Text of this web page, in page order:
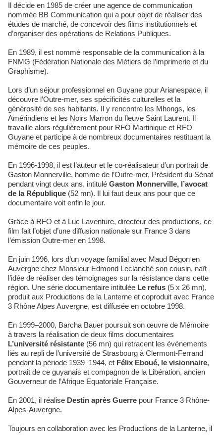
Il décide en 1985 de créer une agence de communication
nommée BB Communication qui a pour objet de réaliser des
études de marché, de concevoir des films institutionnels et
d’organiser des opérations de Relations Publiques.
En 1989, il est nommé responsable de la communication à la
FNMG (Fédération Nationale des Métiers de l’imprimerie et du
Graphisme).
Lors d’un séjour professionnel en Guyane pour Arianespace, il
découvre l’Outre-mer, ses spécificités culturelles et la
générosité de ses habitants. Il y rencontre les Mhongs, les
Amérindiens et les Noirs Marron du fleuve Saint Laurent. Il
travaille alors régulièrement pour RFO Martinique et RFO
Guyane et participe à de nombreux documentaires restituant la
mémoire de ces peuples.
En 1996-1998, il est l’auteur et le co-réalisateur d’un portrait de
Gaston Monnerville, homme de l’Outre-mer, Président du Sénat
pendant vingt deux ans, intitulé Gaston Monnerville, l’avocat
de la République (52 mn). Il lui faut deux ans pour que ce
documentaire voit enfin le jour.
Grâce à RFO et à Luc Laventure, directeur des productions, ce
film fait l’objet d’une diffusion nationale sur France 3 dans
l’émission Outre-mer en 1998.
En juin 1996, lors d’un voyage familial avec Maud Bégon en
Auvergne chez Monsieur Edmond Leclanché son cousin, naît
l’idée de réaliser des témoignages sur la résistance dans cette
région. Une série documentaire intitulée Le refus (5 x 26 mn),
produit aux Productions de la Lanterne et coproduit avec France
3 Rhône Alpes Auvergne, est diffusée en octobre 1998.
En 1999–2000, Barcha Bauer poursuit son œuvre de Mémoire
à travers la réalisation de deux films documentaires
L’université résistante (56 mn) qui retracent les événements
liés au repli de l’université de Strasbourg à Clermont-Ferrand
pendant la période 1939–1944, et Félix Eboué, le visionnaire,
portrait de ce guyanais et compagnon de la Libération, ancien
Gouverneur de l’Afrique Equatoriale Française.
En 2001, il réalise Destin après Guerre pour France 3 Rhône-
Alpes-Auvergne.
Toujours en collaboration avec les Productions de la Lanterne, il